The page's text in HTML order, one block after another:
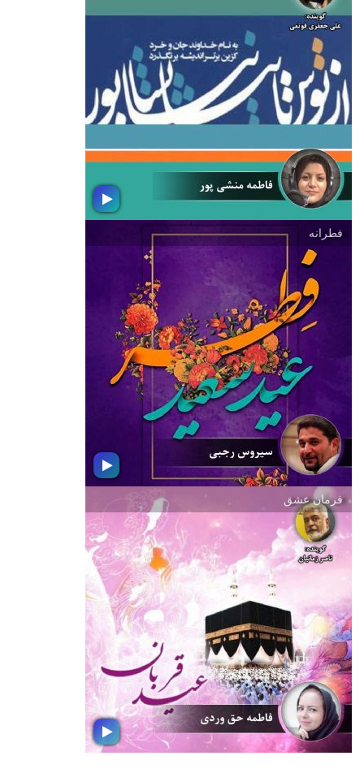
سعدی نامه
یكم اردیبهشت روز گرامیداشت استاد
سخن سعدی شیرازی است. به همین
مناسبت مجموعه ای از انواع موسیقی كه
درآن از اشعار سعدی استفاده شده
برایتان آماده كرده ایم
از توس تا نیشابور
در گرامیداشت جایگاه رفیع حكیم
ابوالقاسم فردوسی توسی و حكیم عمر
خیام نیشابوری مجموعه ای از موسیقی و
كلام تقدیم به شما دوستداران ادب
فارسی
فطرانه
فطرانه
در شادباش فرارسیدن عید سعید فطر و
به شكرانه یك ماه اطاعت و عبادت
دعوتید به نیوشیدن بسته موسیقی فطرانه
؛ ویژه عید سعید فطر
فرمان عشق